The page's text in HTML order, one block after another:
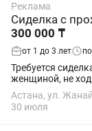
Реклама
Сиделка с
300 000 ₸
от 1 до 3 лет
Требуется
женщиной, не
Сиделка керек, бирге
каласында
Астана, ул.
30 июля